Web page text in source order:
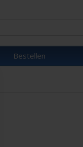
Bestellen